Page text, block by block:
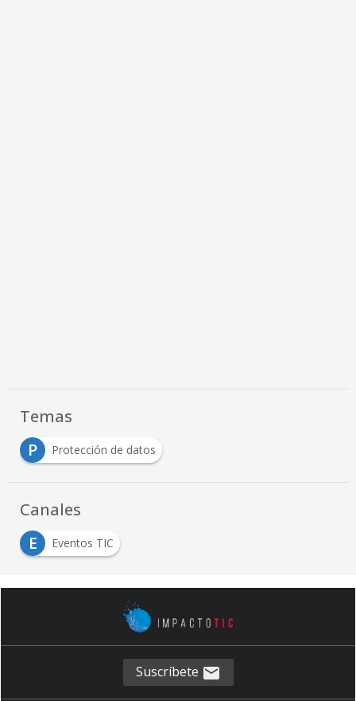
Temas
P
Protección de datos
Canales
E
Eventos TIC
Suscríbete